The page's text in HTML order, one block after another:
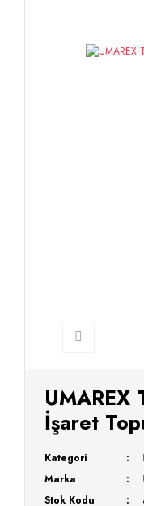
UMAREX
İşaret
Kategori
Marka
Stok Kodu